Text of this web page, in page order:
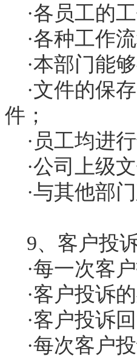
·各员工的
·各种工作
·本部门能
·文件的保
件；
·员工均进
·公司上级
·与其他部
9、客户投
·每一次客
·客户投诉
·客户投诉
·每次客户